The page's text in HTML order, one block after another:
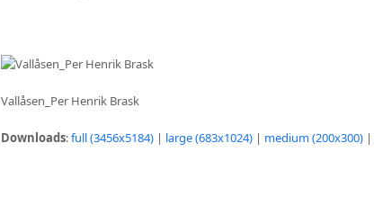
Vallåsen_Per Henrik Brask
Downloads:full (3456x5184) | large (683x1024) | medium (200x300) |